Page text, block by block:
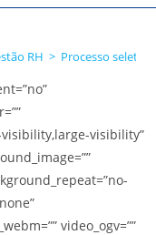
RH > Processo
visibility”
video_ogv=””